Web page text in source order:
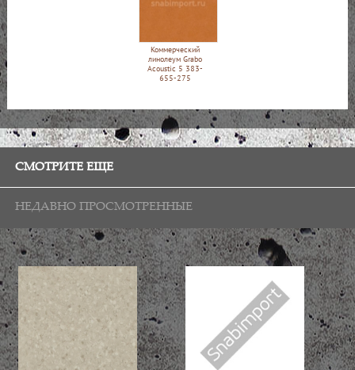
Коммерческий
линолеум Grabo
Acoustic 5 383-
655-275
СМОТРИТЕ ЕЩЕ
НЕДАВНО ПРОСМОТРЕННЫЕ